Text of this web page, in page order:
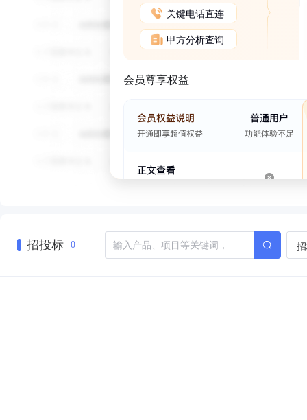
关键电话直连
甲方分析查询
会员尊享权益
招投标 0